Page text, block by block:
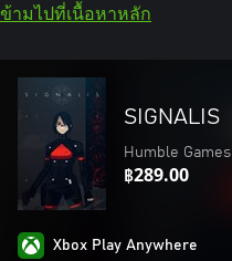
ข้ามไปที่เนื้อหาหลัก
SIGNALIS
Humble Games
฿289.00
Xbox Play Anywhere